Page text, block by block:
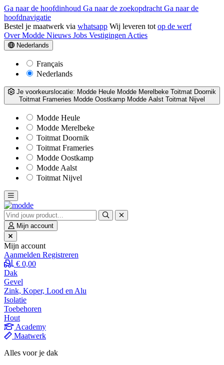
Ga naar de hoofdinhoud Ga naar de zoekopdracht Ga naar de
hoofdnavigatie
Bestel je maatwerk via whatsapp Wij leveren tot op de werf
Over Modde Nieuws Jobs Vestigingen Acties
Nederlands
Français
Nederlands
Je voorkeurslocatie: Modde Heule Modde Merelbeke Toitmat Doornik
Toitmat Frameries Modde Oostkamp Modde Aalst Toitmat Nijvel
Modde Heule
Modde Merelbeke
Toitmat Doornik
Toitmat Frameries
Modde Oostkamp
Modde Aalst
Toitmat Nijvel
Mijn account
Mijn account
Aanmelden Registreren
€ 0,00
Dak
Gevel
Zink, Koper, Lood en Alu
Isolatie
Toebehoren
Hout
Academy
Maatwerk
Alles voor je dak